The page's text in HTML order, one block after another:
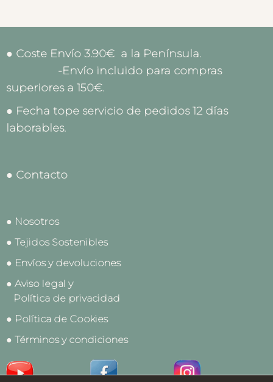
● Coste Envío 3.90€ a la Península.
-Envío incluido para compras
superiores a 150€.
● Fecha tope servicio de pedidos 12 días
laborables.
● Contacto
● Nosotros
● Tejidos Sostenibles
● Envíos y devoluciones
● Aviso legal y
Política de privacidad
● Política de Cookies
● Términos y condiciones